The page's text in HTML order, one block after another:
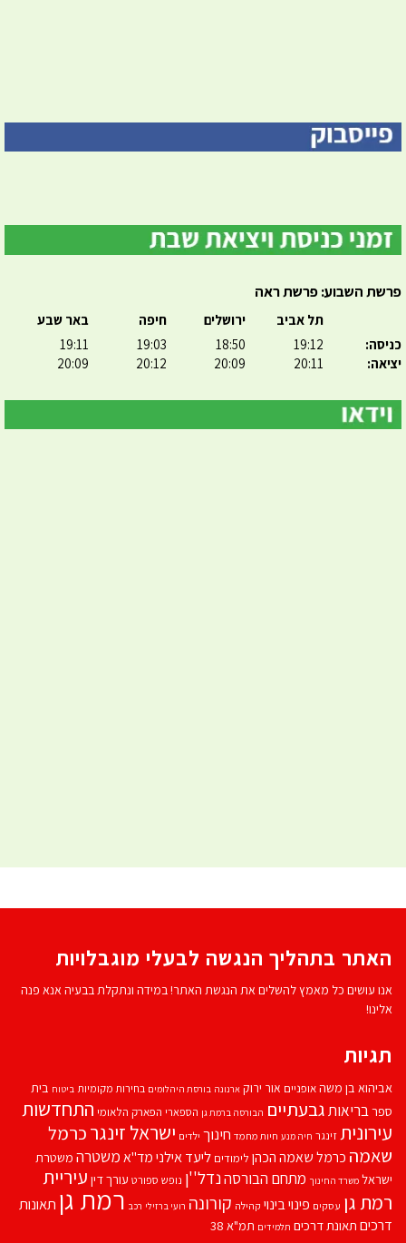
פרשת השבוע: פרשת ראה
כניסה:
יציאה:
תל אביב
19:12
20:11
ירושלים
18:50
20:09
חיפה
19:03
20:12
באר שבע
19:11
20:09
האתר בתהליך הנגשה לבעלי מוגבלויות
אנו עושים כל מאמץ להשלים את הנגשת האתר! במידה ונתקלת בבעיה אנא פנה
אלינו!
תגיות
אביהוא בן משהאופניים אור ירוק ארנונה בורסת היהלומים בחירות מקומיות ביטוח בית
ספרבריאותגבעתיים הבורסה ברמת גן הספארי הפארק הלאומי התחדשות
עירוניתזינגר חיה מנע חיות מחמד חינוך ילדים ישראל זינגרכרמל
שאמה כרמל שאמה הכהן לימודים ליעד אילנימד''אמשטרה משטרת
ישראל משרד החינוך מתחם הבורסהנדל''ן נופש ספורט עורך דין עיריית
רמת גן עסקים פינוי בינוי קהילה קורונה רועי ברזילי רכב רמת גן תאונות
דרכים תאונת דרכים תלמידים תמ"א 38